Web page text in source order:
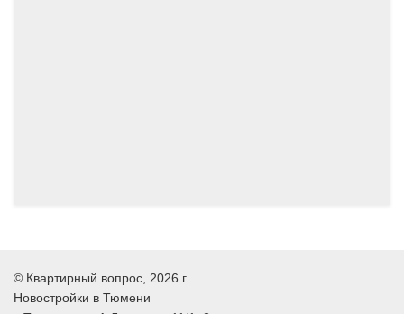
© Квартирный вопрос , 2026 г.
Новостройки в Тюмени